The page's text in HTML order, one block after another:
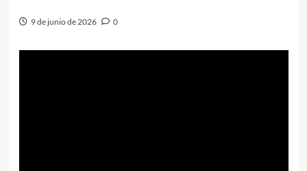
9 de junio de 2026 0